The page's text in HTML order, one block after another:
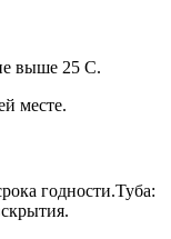
выше 25 С.
месте.
годности.Туба: